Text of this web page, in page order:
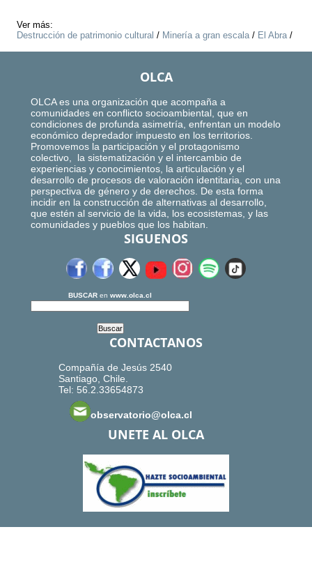
Ver más:
Destrucción de patrimonio cultural / Minería a gran escala/ El Abra/
OLCA
OLCA es una organización que acompaña a
comunidades en conflicto socioambiental, que en
condiciones de profunda asimetría, enfrentan un modelo
económico depredador impuesto en los territorios.
Promovemos la participación y el protagonismo
colectivo, la sistematización y el intercambio de
experiencias y conocimientos, la articulación y el
desarrollo de procesos de valoración identitaria, con una
perspectiva de género y de derechos. De esta forma
incidir en la construcción de alternativas al desarrollo,
que estén al servicio de la vida, los ecosistemas, y las
comunidades y pueblos que los habitan.
SIGUENOS
BUSCAR en www.olca.cl
CONTACTANOS
Compañía de Jesús 2540
Santiago, Chile.
Tel: 56.2.33654873
observatorio@olca.cl
UNETE AL OLCA